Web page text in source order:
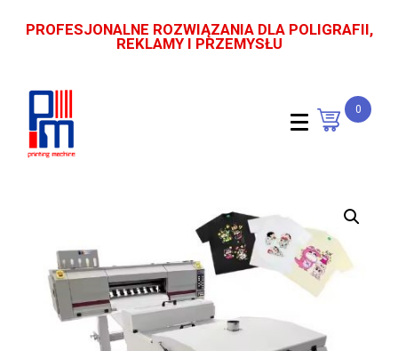
PROFESJONALNE ROZWIĄZANIA DLA POLIGRAFII,
REKLAMY I PRZEMYSŁU
0